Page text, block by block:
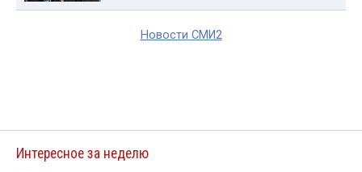
Новости СМИ2
Интересное за неделю